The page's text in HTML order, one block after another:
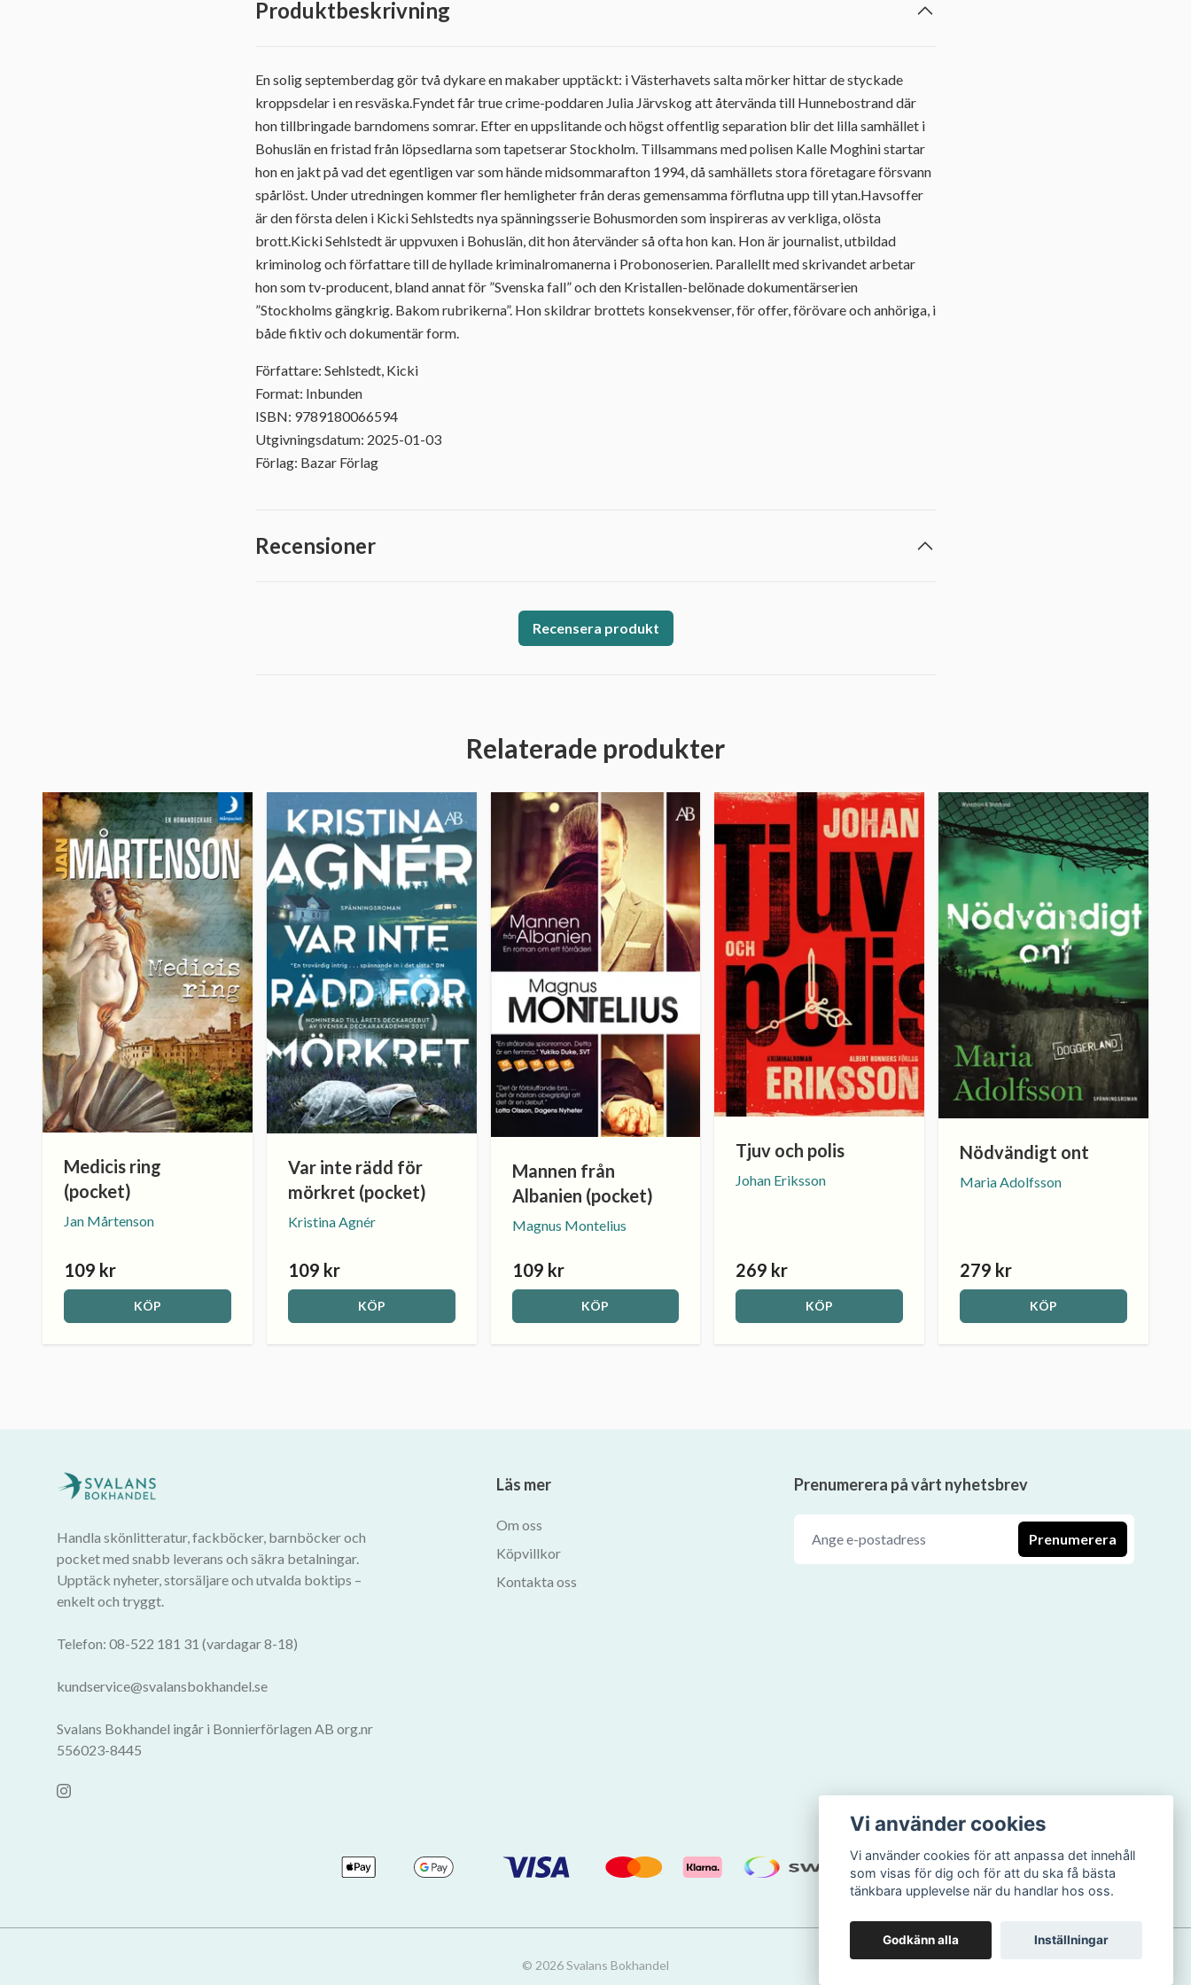
Produktbeskrivning
En solig septemberdag gör två dykare en makaber upptäckt: i Västerhavets salta mörker hittar de styckade
kroppsdelar i en resväska.Fyndet får true crime-poddaren Julia Järvskog att återvända till Hunnebostrand där
hon tillbringade barndomens somrar. Efter en uppslitande och högst offentlig separation blir det lilla samhället i
Bohuslän en fristad från löpsedlarna som tapetserar Stockholm. Tillsammans med polisen Kalle Moghini startar
hon en jakt på vad det egentligen var som hände midsommarafton 1994, då samhällets stora företagare försvann
spårlöst. Under utredningen kommer fler hemligheter från deras gemensamma förflutna upp till ytan.Havsoffer
är den första delen i Kicki Sehlstedts nya spänningsserie Bohusmorden som inspireras av verkliga, olösta
brott.Kicki Sehlstedt är uppvuxen i Bohuslän, dit hon återvänder så ofta hon kan. Hon är journalist, utbildad
kriminolog och författare till de hyllade kriminalromanerna i Probonoserien. Parallellt med skrivandet arbetar
hon som tv-producent, bland annat för ”Svenska fall” och den Kristallen-belönade dokumentärserien
”Stockholms gängkrig. Bakom rubrikerna”. Hon skildrar brottets konsekvenser, för offer, förövare och anhöriga, i
både fiktiv och dokumentär form.
Författare: Sehlstedt, Kicki
Format: Inbunden
ISBN: 9789180066594
Utgivningsdatum: 2025-01-03
Förlag: Bazar Förlag
Recensioner
Recensera produkt
Relaterade produkter
Medicis ring
(pocket)
Jan Mårtenson
109 kr
KÖP
Var inte rädd för
mörkret (pocket)
Kristina Agnér
109 kr
KÖP
Mannen från
Albanien (pocket)
Magnus Montelius
109 kr
KÖP
Tjuv och polis
Johan Eriksson
269 kr
KÖP
Nödvändigt ont
Maria Adolfsson
279 kr
KÖP
Handla skönlitteratur, fackböcker, barnböcker och
pocket med snabb leverans och säkra betalningar.
Upptäck nyheter, storsäljare och utvalda boktips –
enkelt och tryggt.
Telefon: 08-522 181 31 (vardagar 8-18)
kundservice@svalansbokhandel.se
Svalans Bokhandel ingår i Bonnierförlagen AB org.nr
556023-8445
Läs mer
Om oss
Köpvillkor
Kontakta oss
Prenumerera på vårt nyhetsbrev
Prenumerera
© 2026 Svalans Bokhandel
Vi använder cookies
Vi använder cookies för att anpassa det innehåll
som visas för dig och för att du ska få bästa
tänkbara upplevelse när du handlar hos oss.
Godkänn alla Inställningar